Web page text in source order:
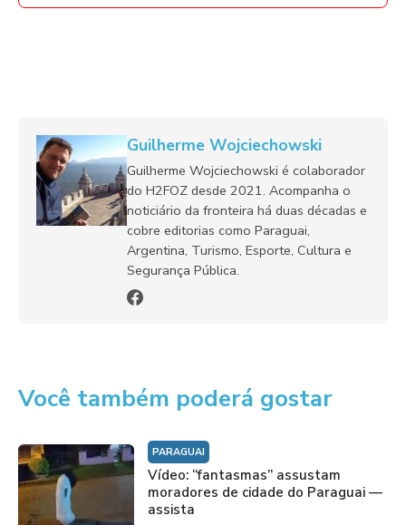
Guilherme Wojciechowski
Guilherme Wojciechowski é colaborador
do H2FOZ desde 2021. Acompanha o
noticiário da fronteira há duas décadas e
cobre editorias como Paraguai,
Argentina, Turismo, Esporte, Cultura e
Segurança Pública.
Você também poderá gostar
PARAGUAI
Vídeo: “fantasmas” assustam
moradores de cidade do Paraguai —
assista